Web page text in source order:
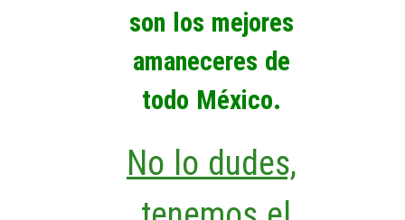
son los mejores
amaneceres de
todo México.
No lo dudes,